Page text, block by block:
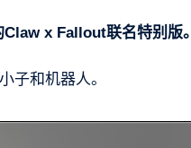
x Fallout联名特别版。
子和机器人。